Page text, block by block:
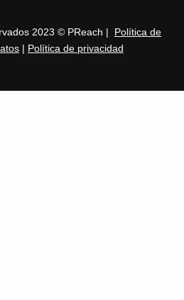
2023 © PReach | Política de
| Política de privacidad